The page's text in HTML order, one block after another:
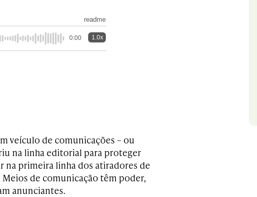
readme
0:00 1.0x
veículo de comunicações – ou
na linha editorial para proteger
na primeira linha dos atiradores de
de comunicação têm poder,
anunciantes.